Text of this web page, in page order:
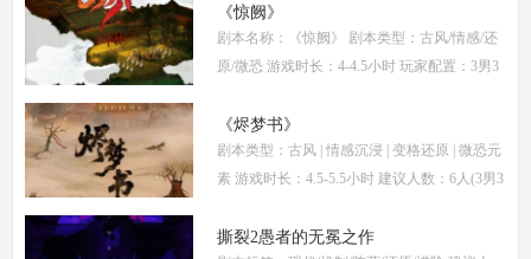
南将从线索流程梳理、角色任务解析、核心诡
计拆
《惊阙》
剧本名称：《惊阙》 剧本类型：古风/情感/还
原/微恐 游戏时长：4-4.5小时 玩家配置：3男3
体验测评内容，复盘答案仅需2步： (1)关注微
信公
《烬梦书》
剧本类型：古风 | 情感沉浸 | 变格还原 | 微恐元
素 游戏时长：4.5-5.5小时 建议人数：6人(3男3
风故事、情感细腻、偏好剧情还原的玩家 《烬
撕裂2愚者的无冕之作